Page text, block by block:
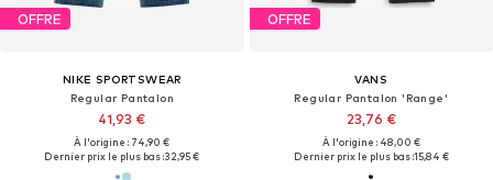
OFFRE
NIKE SPORTSWEAR
Regular Pantalon
41,93 €
À l'origine : 74,90 €
Dernier prix le plus bas :32,95 €
OFFRE
VANS
Regular Pantalon 'Range'
23,76 €
À l'origine : 48,00 €
Dernier prix le plus bas :15,84 €